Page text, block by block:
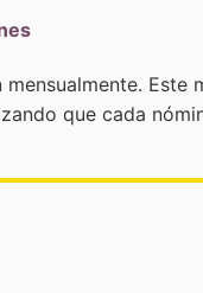
mensualmente.
que cada